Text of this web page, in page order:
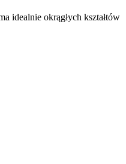
idealnie okrągłych kształtów